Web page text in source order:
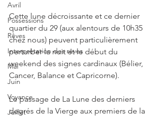
Avril
Possessions
Rêves
Interprétation des rêves
Mai
Juin
Voyance
Juillet
Cette lune décroissante et ce dernier
quartier du 29 (aux alentours de 10h35
chez nous) peuvent particulièrement
perturber la nuit et le début du
weekend des signes cardinaux (Bélier,
Cancer, Balance et Capricorne).
Le passage de La Lune des derniers
degrés de la Vierge aux premiers de la